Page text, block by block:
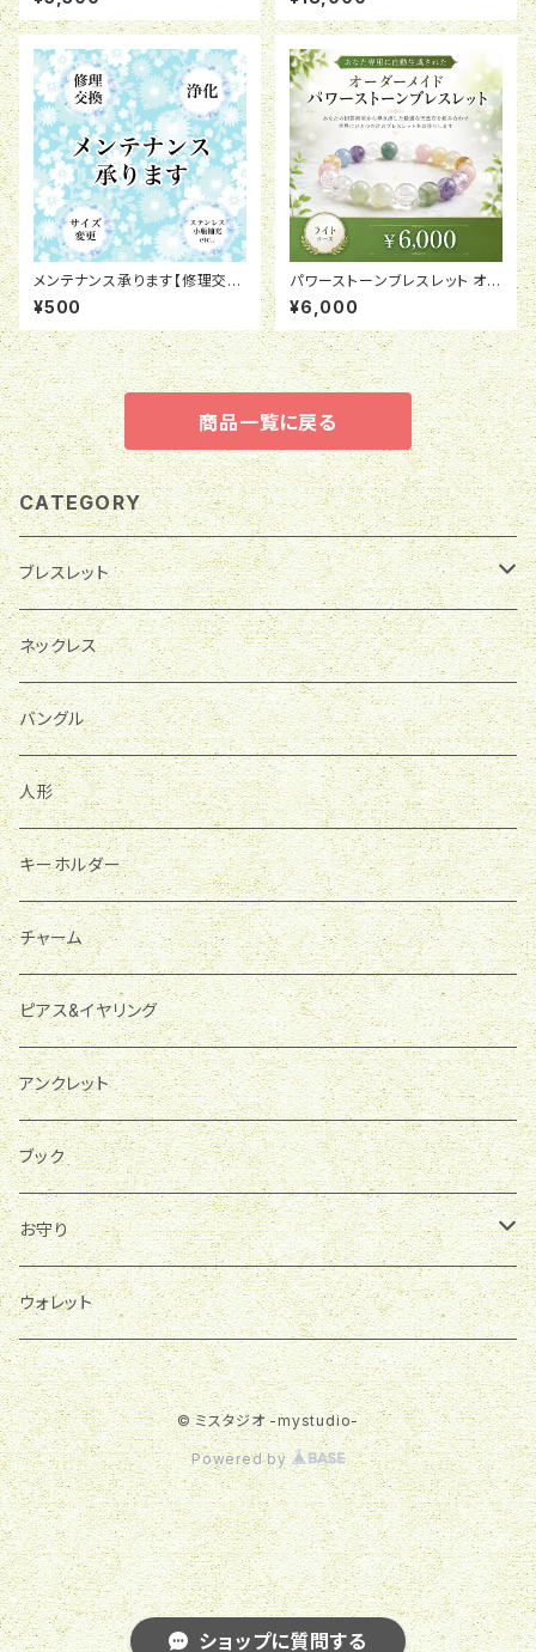
ショップに質問する
メンテナンス承ります【修理交
換・サイズ変更・浄化・ステンレ
ス・育て石のお目目追加etc…】
¥500
パワーストーンブレスレット オー
ダーメイド【ライト】
¥6,000
商品一覧に戻る
CATEGORY
ブレスレット
ホルダー
パワーストーン
ネックレス
バングル
人形
キーホルダー
チャーム
ピアス&イヤリング
アンクレット
ブック
お守り
育て石
ウォレット
© ミスタジオ -mystudio-
Powered by